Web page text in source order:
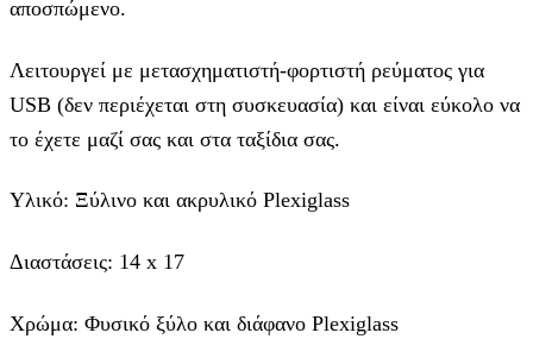
αποσπώμενο.
Λειτουργεί με μετασχηματιστή-φορτιστή ρεύματος για
USB (δεν περιέχεται στη συσκευασία) και είναι εύκολο να
το έχετε μαζί σας και στα ταξίδια σας.
Υλικό: Ξύλινο και ακρυλικό Plexiglass
Διαστάσεις: 14 x 17
Χρώμα: Φυσικό ξύλο και διάφανο Plexiglass